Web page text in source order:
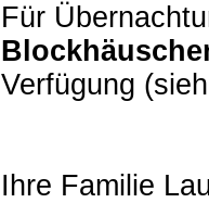
Für
Verfügung
Ihre Familie